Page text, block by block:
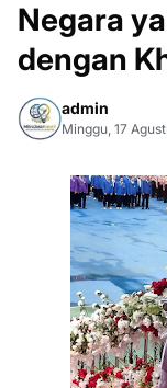
Negara
dengan
admin
Minggu, 17